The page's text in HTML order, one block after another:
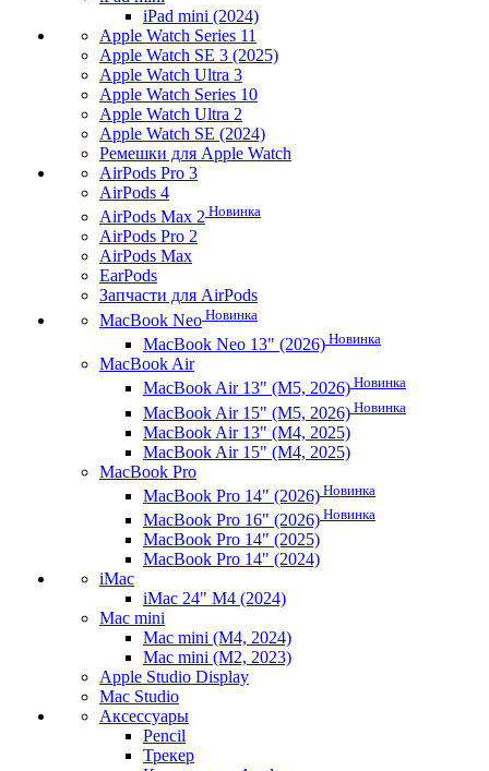
iPad mini (2024)
Apple Watch Series 11
Apple Watch SE 3 (2025)
Apple Watch Ultra 3
Apple Watch Series 10
Apple Watch Ultra 2
Apple Watch SE (2024)
Ремешки для Apple Watch
AirPods Pro 3
AirPods 4
AirPods Max 2 Новинка
AirPods Pro 2
AirPods Max
EarPods
Запчасти для AirPods
MacBook Neo Новинка
MacBook Neo 13" (2026) Новинка
MacBook Air
MacBook Air 13" (M5, 2026) Новинка
MacBook Air 15" (M5, 2026) Новинка
MacBook Air 13" (M4, 2025)
MacBook Air 15" (M4, 2025)
MacBook Pro
MacBook Pro 14" (2026) Новинка
MacBook Pro 16" (2026) Новинка
MacBook Pro 14" (2025)
MacBook Pro 14" (2024)
iMac
iMac 24" M4 (2024)
Mac mini
Mac mini (M4, 2024)
Mac mini (M2, 2023)
Apple Studio Display
Mac Studio
Аксессуары
Pencil
Трекер